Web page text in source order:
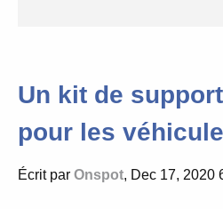
Un kit de
pour les
Écrit par Onspot, Dec 17, 2020